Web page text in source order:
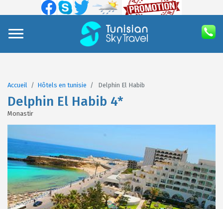
Accueil Hôtels en tunisie Delphin El Habib
Delphin El Habib 4*
Monastir